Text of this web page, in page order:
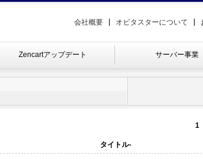
会社概要 オビタスターについて
Zencartアップデート サーバー事業
1
タイトル-